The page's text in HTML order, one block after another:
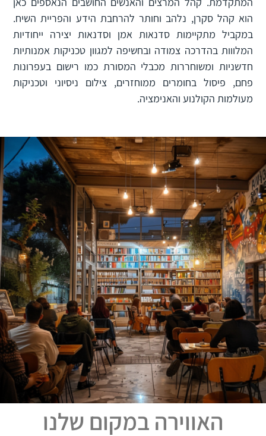
הוא קהל סקרן, נלהב וחותר להרחבת הידע והפריית השיח.
במקביל מתקיימות סדנאות אמן וסדנאות יצירה ייחודיות
המלווות בהדרכה צמודה ובחשיפה למגוון טכניקות אמנותיות
חדשניות ומשוחררות מכבלי המסורת כמו רישום בעפרונות
פחם, פיסול בחומרים ממוחזרים, צילום ניסיוני וטכניקות
מעולמות הקולנוע והאנימציה.
האווירה במקום שלנו